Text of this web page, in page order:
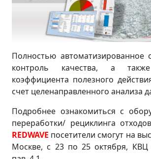
Полностью автоматизированное
контроль качества, а
коэффициента полезного
счет целенаправленного анализа
Подробнее ознакомиться с
переработки/ рециклинга
REDWAVE посетители смогут на
Москве, с 23 по 25 октября, КВЦ